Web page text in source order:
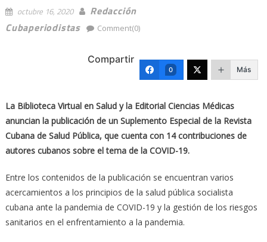
octubre 16, 2020
Redacción
Cubaperiodistas
Comment(0)
Compartir
0 Más
La Biblioteca Virtual en Salud y la Editorial Ciencias Médicas
anuncian la publicación de un Suplemento Especial de la Revista
Cubana de Salud Pública, que cuenta con 14 contribuciones de
autores cubanos sobre el tema de la COVID-19.
Entre los contenidos de la publicación se encuentran varios
acercamientos a los principios de la salud pública socialista
cubana ante la pandemia de COVID-19 y la gestión de los riesgos
sanitarios en el enfrentamiento a la pandemia.